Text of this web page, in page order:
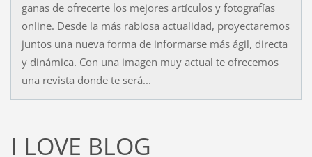
ganas de ofrecerte los mejores artículos y fotografías
online. Desde la más rabiosa actualidad, proyectaremos
juntos una nueva forma de informarse más ágil, directa
y dinámica. Con una imagen muy actual te ofrecemos
una revista donde te será...
I LOVE BLOG